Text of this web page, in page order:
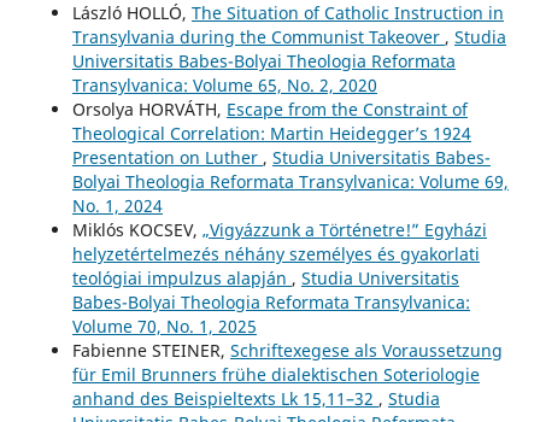
László HOLLÓ, The Situation of Catholic Instruction in
Transylvania during the Communist Takeover , Studia
Universitatis Babes-Bolyai Theologia Reformata
Transylvanica: Volume 65, No. 2, 2020
Orsolya HORVÁTH, Escape from the Constraint of
Theological Correlation: Martin Heidegger’s 1924
Presentation on Luther , Studia Universitatis Babes-
Bolyai Theologia Reformata Transylvanica: Volume 69,
No. 1, 2024
Miklós KOCSEV, „Vigyázzunk a Történetre!” Egyházi
helyzetértelmezés néhány személyes és gyakorlati
teológiai impulzus alapján , Studia Universitatis
Babes-Bolyai Theologia Reformata Transylvanica:
Volume 70, No. 1, 2025
Fabienne STEINER, Schriftexegese als Voraussetzung
für Emil Brunners frühe dialektischen Soteriologie
anhand des Beispieltexts Lk 15,11–32 , Studia